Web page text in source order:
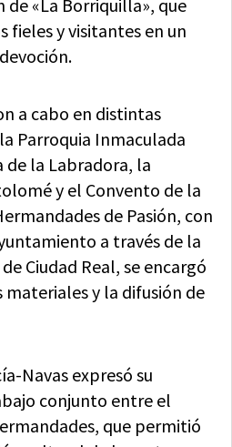
de «La Borriquilla», que
fieles y visitantes en un
a cabo en distintas
Parroquia Inmaculada
de la Labradora, la
y el Convento de la
de Pasión, con
a través de la
Ciudad Real, se encargó
y la difusión de
Navas expresó su
conjunto entre el
que permitió